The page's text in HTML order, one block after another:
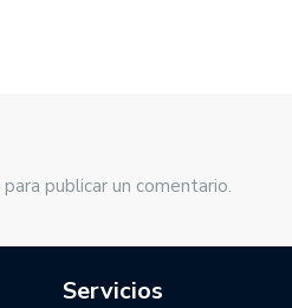
para publicar un comentario.
Servicios